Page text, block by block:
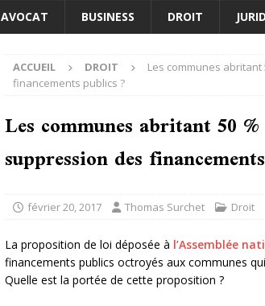
AVOCAT BUSINESS DROIT
ACCUEIL DROIT
Les communes
financements publics ?
Les communes abritant 50
suppression des
février 20, 2017 Thomas Surchet Droit
La proposition de loi déposée à l’Assemblée
financements publics octroyés aux communes
Quelle est la portée de cette proposition ?